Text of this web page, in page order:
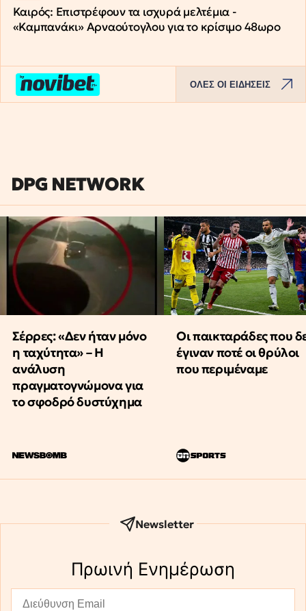
Καιρός: Επιστρέφουν τα ισχυρά μελτέμια -
«Καμπανάκι» Αρναούτογλου για το κρίσιμο 48ωρο
ΟΛΕΣ ΟΙ ΕΙΔΗΣΕΙΣ
DPG NETWORK
Σέρρες: «Δεν ήταν μόνο
η ταχύτητα» – Η
ανάλυση
πραγματογνώμονα για
το σφοδρό δυστύχημα
Οι παικταράδες που
έγιναν ποτέ οι θρύλοι
που περιμέναμε
Newsletter
Πρωινή Eνημέρωση